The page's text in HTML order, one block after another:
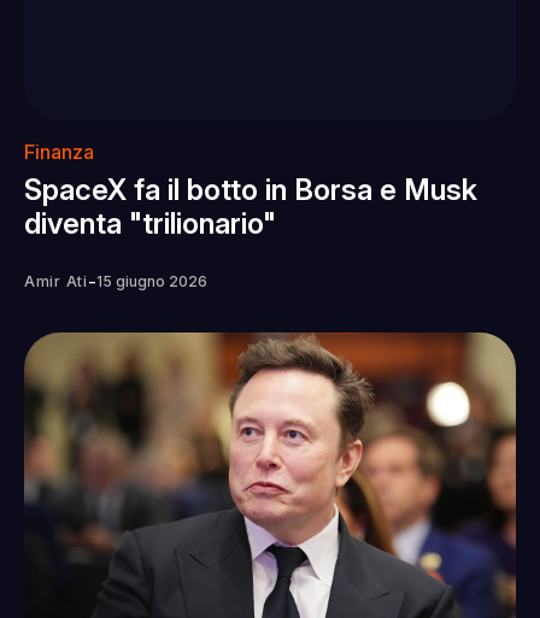
Finanza
SpaceX fa il botto in Borsa e Musk
diventa "trilionario"
Amir Ati -15 giugno 2026